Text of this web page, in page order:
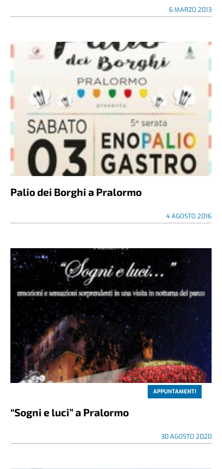
6 MARZO 2013
Palio dei Borghi a Pralormo
4 AGOSTO 2016
APPUNTAMENTI
“Sogni e luci” a Pralormo
30 AGOSTO 2020